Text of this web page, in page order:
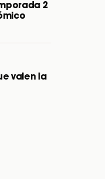
2
valen la